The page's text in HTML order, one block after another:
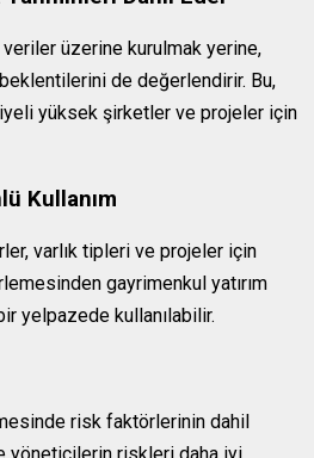
üzerine kurulmak yerine,
de değerlendirir. Bu,
yüksek şirketler ve projeler için
Kullanım
varlık tipleri ve projeler için
gayrimenkul yatırım
yelpazede kullanılabilir.
risk faktörlerinin dahil
yöneticilerin riskleri daha iyi